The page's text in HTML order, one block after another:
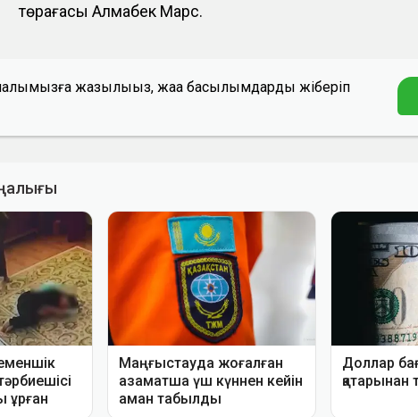
төрағасы Алмабек Марс.
жазылыңыз, жаңа басылымдарды жіберіп